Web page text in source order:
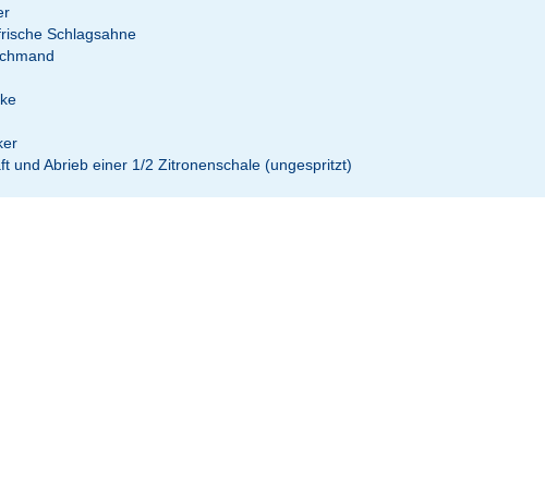
Schlagsahne
und Abrieb einer 1/2 Zitronenschale (ungespritzt)